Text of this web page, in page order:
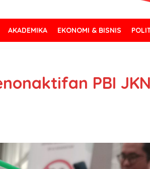
AKADEMIKA EKONOMI & BISNIS
PBI